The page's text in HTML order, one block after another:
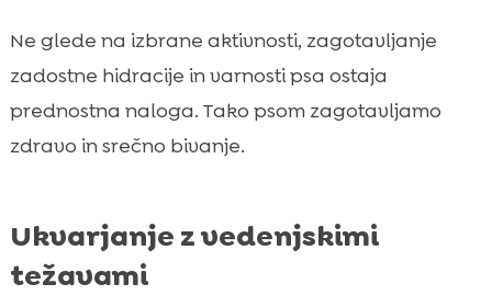
Ne glede na izbrane aktivnosti, zagotavljanje
zadostne hidracije in varnosti psa ostaja
prednostna naloga. Tako psom zagotavljamo
zdravo in srečno bivanje.
Ukvarjanje z vedenjskimi
težavami